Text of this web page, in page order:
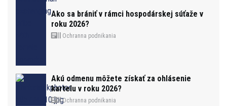
Ako sa brániť v rámci hospodárskej súťaže v
roku 2026?
Ochranna podnikania
Akú odmenu môžete získať za ohlásenie
kartelu v roku 2026?
Ochranna podnikania